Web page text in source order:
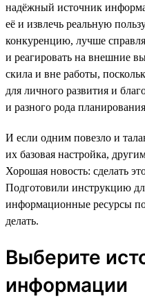
надёжный источник
её и извлечь реальную
конкуренцию, лучше
и реагировать на внешние
скила и вне работы,
для личного развития и
и разного рода
И если одним повезло и
их базовая настройка,
Хорошая новость: сделать
Подготовили инструкцию
информационные ресурсы
делать.
Выберите
информации